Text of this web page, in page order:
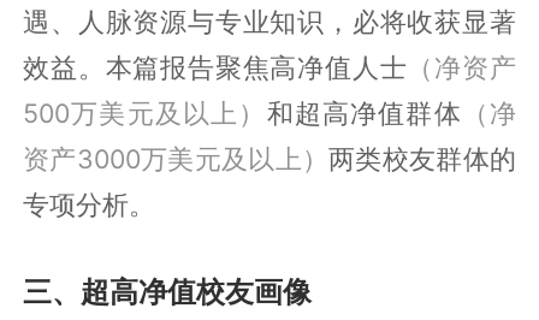
遇、人脉资源与专业知识，必将收获显著
效益。本篇报告聚焦高净值人士 （净资产
500万美元及以上） 和超高净值群体 （净
资产3000万美元及以上）两类校友群体的
专项分析。
三、超高净值校友画像